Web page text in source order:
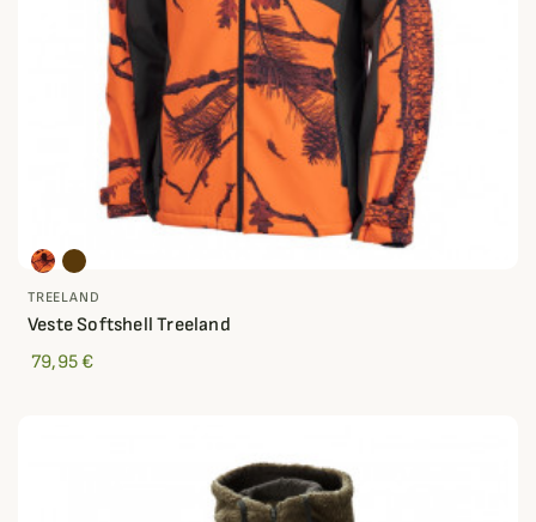
TREELAND
Veste Softshell Treeland
79,95 €